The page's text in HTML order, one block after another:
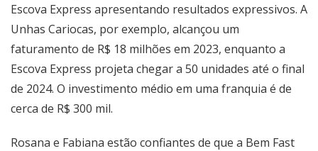
Escova Express apresentando resultados expressivos. A
Unhas Cariocas, por exemplo, alcançou um
faturamento de R$ 18 milhões em 2023, enquanto a
Escova Express projeta chegar a 50 unidades até o final
de 2024. O investimento médio em uma franquia é de
cerca de R$ 300 mil.
Rosana e Fabiana estão confiantes de que a Bem Fast